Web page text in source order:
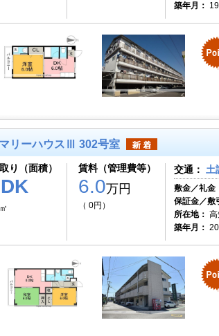
築年月：
リーハウスⅢ 302号室
り（面積） 賃料（管理費等）
6.0万円
（ 0円）
交通： 土
敷金／礼金
保証金／敷
所在地：
築年月：